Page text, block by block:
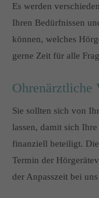
Es werden
Ihren Bedürfnissen
können, welches
gerne Zeit für alle
Ohrenärztliche
Sie sollten sich von
lassen, damit sich
finanziell beteiligt.
Termin der
der Anpasszeit bei